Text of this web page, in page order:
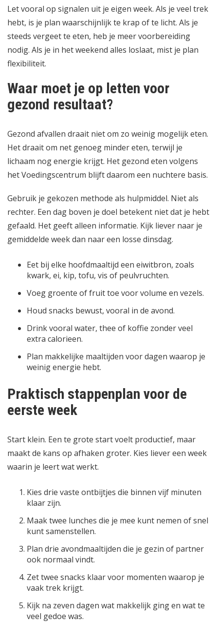
Let vooral op signalen uit je eigen week. Als je veel trek
hebt, is je plan waarschijnlijk te krap of te licht. Als je
steeds vergeet te eten, heb je meer voorbereiding
nodig. Als je in het weekend alles loslaat, mist je plan
flexibiliteit.
Waar moet je op letten voor
gezond resultaat?
Gezond afvallen draait niet om zo weinig mogelijk eten.
Het draait om net genoeg minder eten, terwijl je
lichaam nog energie krijgt. Het gezond eten volgens
het Voedingscentrum blijft daarom een nuchtere basis.
Gebruik je gekozen methode als hulpmiddel. Niet als
rechter. Een dag boven je doel betekent niet dat je hebt
gefaald. Het geeft alleen informatie. Kijk liever naar je
gemiddelde week dan naar een losse dinsdag.
Eet bij elke hoofdmaaltijd een eiwitbron, zoals
kwark, ei, kip, tofu, vis of peulvruchten.
Voeg groente of fruit toe voor volume en vezels.
Houd snacks bewust, vooral in de avond.
Drink vooral water, thee of koffie zonder veel
extra calorieen.
Plan makkelijke maaltijden voor dagen waarop je
weinig energie hebt.
Praktisch stappenplan voor de
eerste week
Start klein. Een te grote start voelt productief, maar
maakt de kans op afhaken groter. Kies liever een week
waarin je leert wat werkt.
Kies drie vaste ontbijtjes die binnen vijf minuten
klaar zijn.
Maak twee lunches die je mee kunt nemen of snel
kunt samenstellen.
Plan drie avondmaaltijden die je gezin of partner
ook normaal vindt.
Zet twee snacks klaar voor momenten waarop je
vaak trek krijgt.
Kijk na zeven dagen wat makkelijk ging en wat te
veel gedoe was.